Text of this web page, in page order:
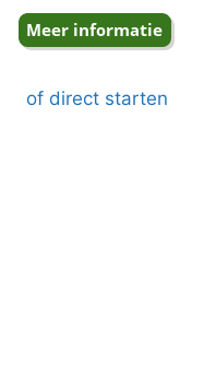
of direct starten